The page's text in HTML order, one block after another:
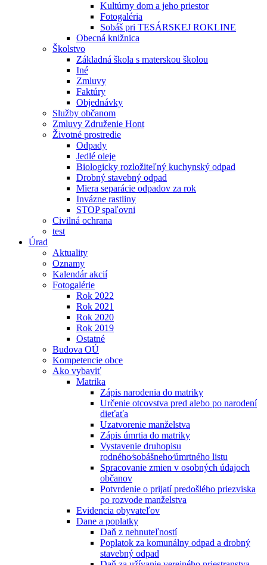
Kultúrny dom a jeho priestor
Fotogaléria
Sobáš pri TESÁRSKEJ ROKLINE
Obecná knižnica
Školstvo
Základná škola s materskou školou
Iné
Zmluvy
Faktúry
Objednávky
Služby občanom
Zmluvy Združenie Hont
Životné prostredie
Odpady
Jedlé oleje
Biologicky rozložiteľný kuchynský odpad
Drobný stavebný odpad
Miera separácie odpadov za rok
Invázne rastliny
STOP spaľovni
Civilná ochrana
test
Úrad
Aktuality
Oznamy
Kalendár akcií
Fotogalérie
Rok 2022
Rok 2021
Rok 2020
Rok 2019
Ostatné
Budova OÚ
Kompetencie obce
Ako vybaviť
Matrika
Zápis narodenia do matriky
Určenie otcovstva pred alebo po narodení
dieťaťa
Uzatvorenie manželstva
Zápis úmrtia do matriky
Vystavenie druhopisu
rodného⁄sobášneho⁄úmrtného listu
Spracovanie zmien v osobných údajoch
občanov
Potvrdenie o prijatí predošlého priezviska
po rozvode manželstva
Evidencia obyvateľov
Dane a poplatky
Daň z nehnuteľností
Poplatok za komunálny odpad a drobný
stavebný odpad